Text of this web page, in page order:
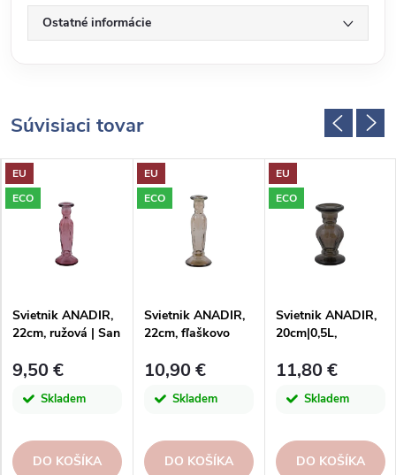
Ostatné informácie
Súvisiaci tovar
EU
ECO
Svietnik ANADIR,
22cm, ružová | San
9,50 €
Skladem
DO KOŠÍKA
EU
ECO
Svietnik ANADIR,
22cm, fľaškovo
Miguel
10,90 €
Skladem
DO KOŠÍKA
EU
ECO
Svietnik ANADIR,
20cm|0,5L,
11,80 €
Skladem
DO KOŠÍKA